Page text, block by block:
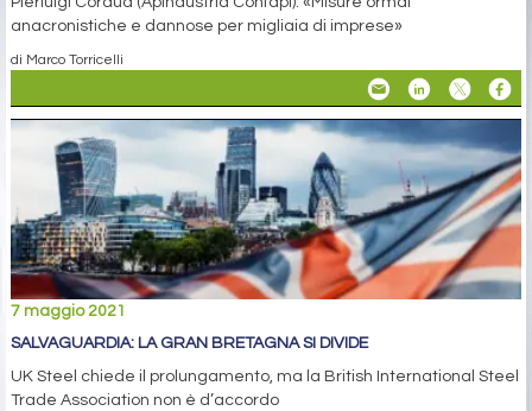
anacronistiche e dannose per migliaia di imprese»
di Marco Torricelli
7 maggio 2021
SALVAGUARDIA: LA GRAN BRETAGNA SI DIVIDE
UK Steel chiede il prolungamento, ma la British International Steel
Trade Association non è d’accordo